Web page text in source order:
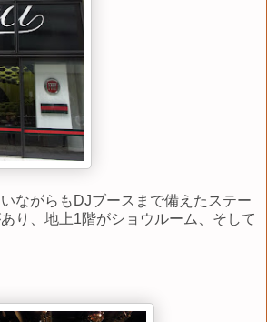
ながらもDJブースまで備えたステー
り、地上1階がショウルーム、そして